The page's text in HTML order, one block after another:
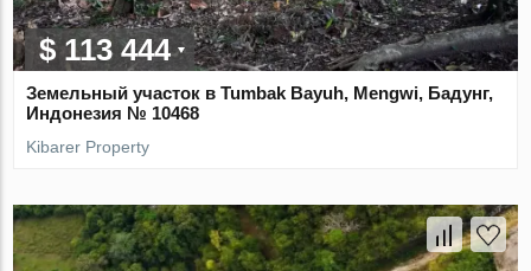
$ 113 444
Земельный участок в Tumbak Bayuh, Mengwi, Бадунг,
Индонезия № 10468
Kibarer Property